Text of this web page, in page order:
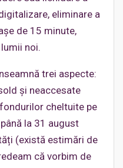
eliminare a
de 15 minute,
noi.
trei aspecte:
și neaccesate
cheltuite pe
la 31 august
(există estimări de
că vorbim de